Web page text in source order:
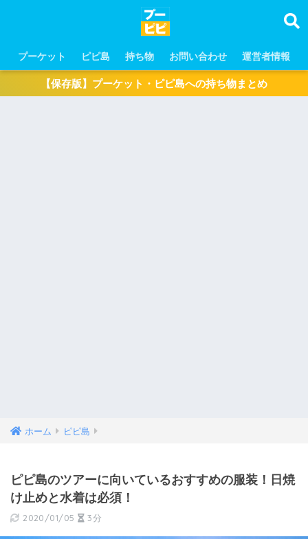
プーケット ピピ島 持ち物 お問い合わせ 運営者情報
【保存版】プーケット・ピピ島への持ち物まとめ
ホーム ピピ島
ピピ島のツアーに向いているおすすめの服装！日焼
け止めと水着は必須！
2020/01/05 3分